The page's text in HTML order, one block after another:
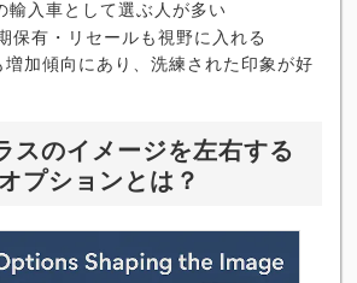
輸入車として選ぶ人が多い
保有・リセールも視野に入れる
加傾向にあり、洗練された印象が好
スのイメージを左右する
プションとは？